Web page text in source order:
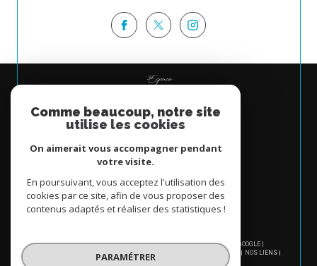
Espace
Se connecter
© 2026 | TOUS DROITS RÉSERVÉS | TRADUCTION POWERED BY GOOGLE |
PLAN DU SITE MENTIONS LÉGALES ADMIN
NOS LIENS
POLITIQUE RGPD
Comme beaucoup, notre site
utilise les cookies
On aimerait vous accompagner pendant
votre visite.
En poursuivant, vous acceptez l'utilisation des
cookies par ce site, afin de vous proposer des
contenus adaptés et réaliser des statistiques !
PARAMÉTRER